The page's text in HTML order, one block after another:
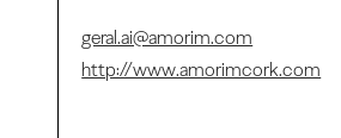
geral.ai@amorim.com
http://www.amorimcork.com